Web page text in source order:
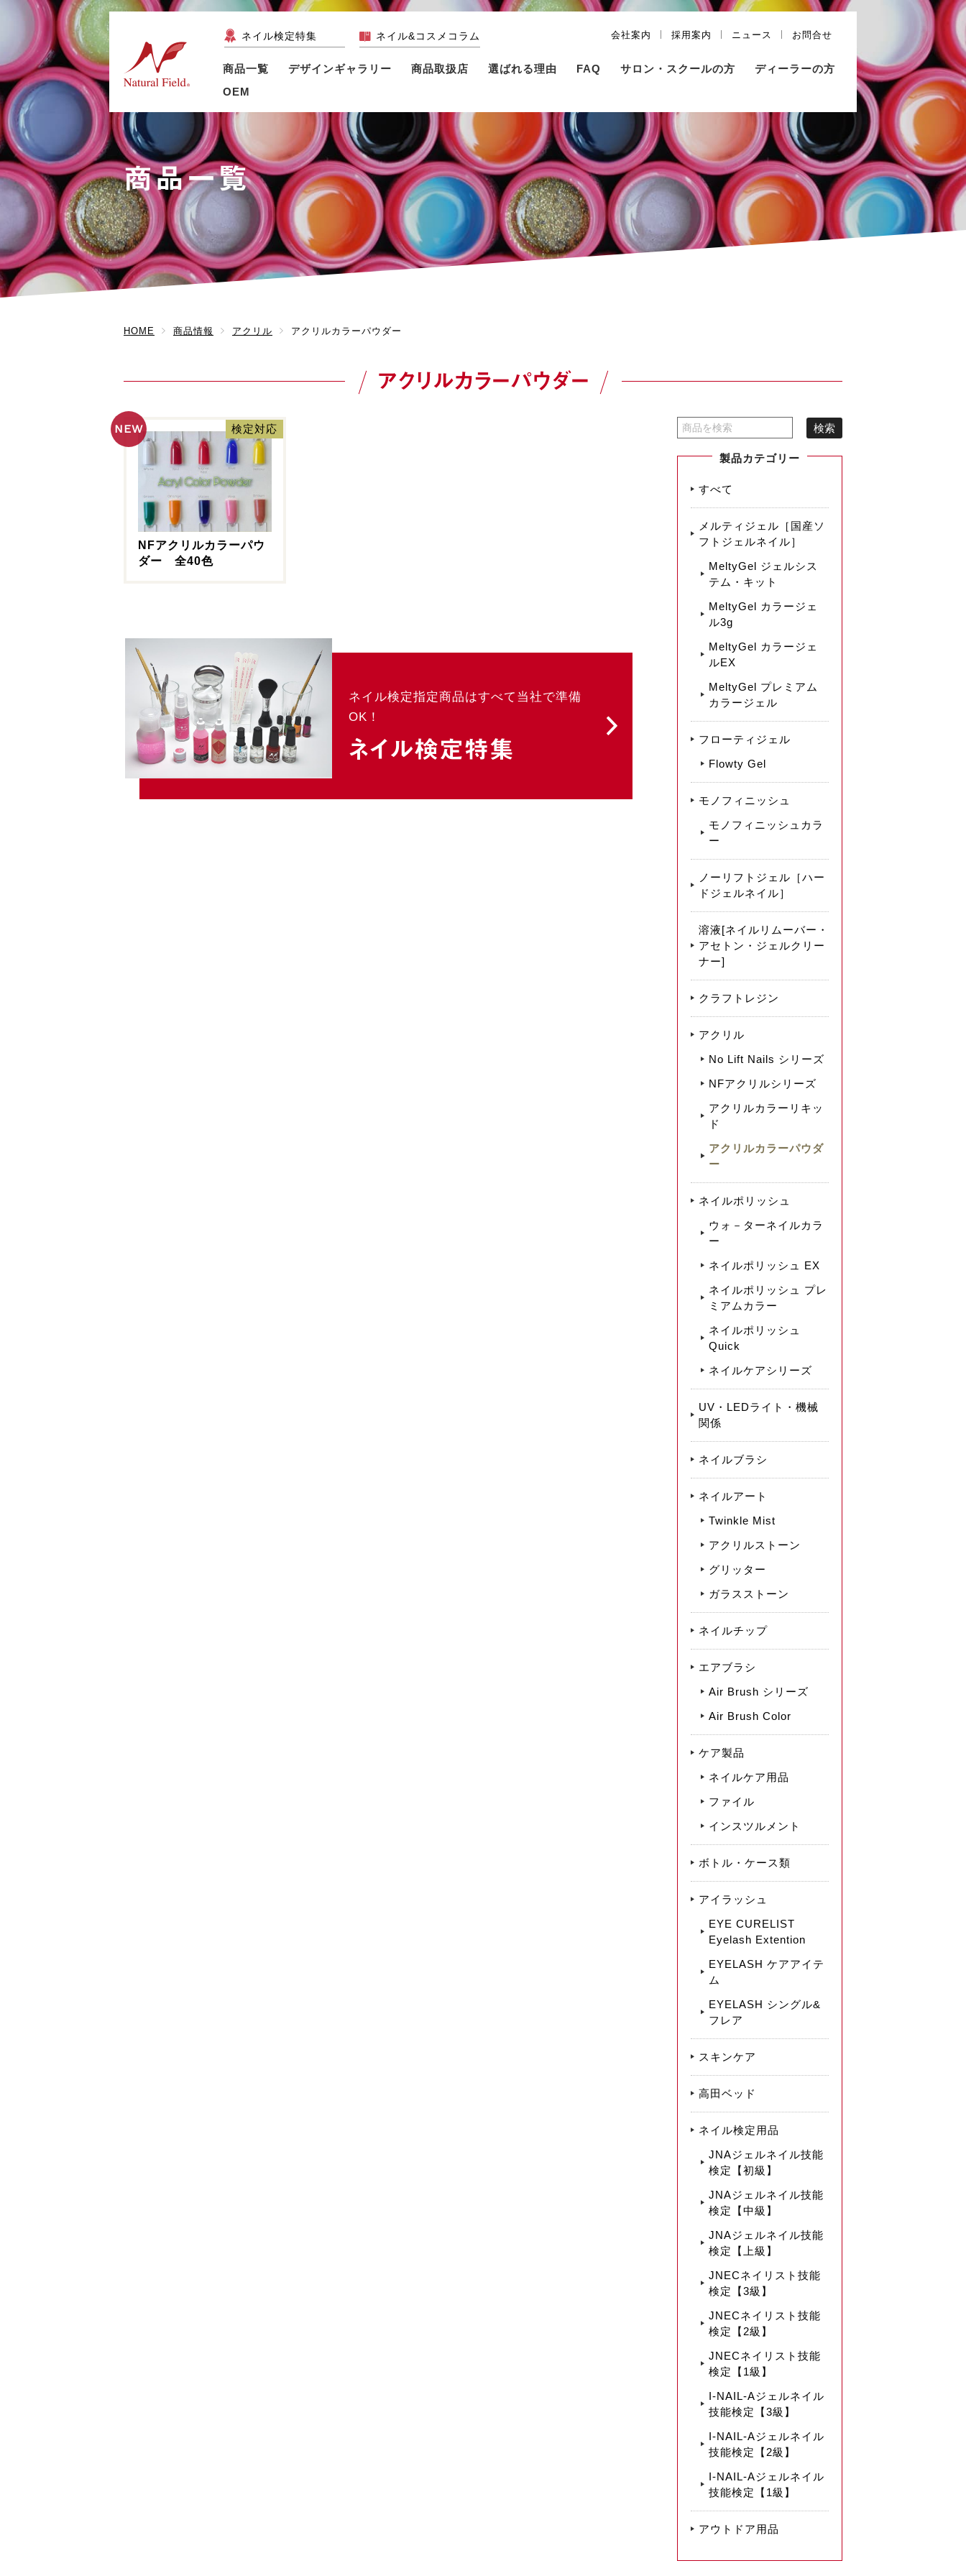
ネイル検定特集 ネイル&コスメコラム 会社案内 採用案内 ニュース お問合せ
商品一覧 デザインギャラリー 商品取扱店 選ばれる理由 FAQ サロン・スクールの方
ディーラーの方
OEM
商品一覧
HOME 商品情報 アクリル アクリルカラーパウダー
アクリルカラーパウダー
NFアクリルカラーパウ
ダー 全40色
検定対応
NEW
ネイル検定指定商品はすべて当社で準備
OK！
ネイル検定特集
製品カテゴリー
すべて
メルティジェル［国産ソ
フトジェルネイル］
MeltyGel ジェルシス
テム・キット
MeltyGel カラージェ
ル3g
MeltyGel カラージェ
ルEX
MeltyGel プレミアム
カラージェル
フローティジェル
Flowty Gel
モノフィニッシュ
モノフィニッシュカラ
ー
ノーリフトジェル［ハー
ドジェルネイル］
溶液[ネイルリムーバー・
アセトン・ジェルクリー
ナー]
クラフトレジン
アクリル
No Lift Nails シリーズ
NFアクリルシリーズ
アクリルカラーリキッ
ド
アクリルカラーパウダ
ー
ネイルポリッシュ
ウォ－ターネイルカラ
ー
ネイルポリッシュ EX
ネイルポリッシュ プレ
ミアムカラー
ネイルポリッシュ
Quick
ネイルケアシリーズ
UV・LEDライト・機械
関係
ネイルブラシ
ネイルアート
Twinkle Mist
アクリルストーン
グリッター
ガラスストーン
ネイルチップ
エアブラシ
Air Brush シリーズ
Air Brush Color
ケア製品
ネイルケア用品
ファイル
インスツルメント
ボトル・ケース類
アイラッシュ
EYE CURELIST
Eyelash Extention
EYELASH ケアアイテ
ム
EYELASH シングル&
フレア
スキンケア
高田ベッド
ネイル検定用品
JNAジェルネイル技能
検定【初級】
JNAジェルネイル技能
検定【中級】
JNAジェルネイル技能
検定【上級】
JNECネイリスト技能
検定【3級】
JNECネイリスト技能
検定【2級】
JNECネイリスト技能
検定【1級】
I-NAIL-Aジェルネイル
技能検定【3級】
I-NAIL-Aジェルネイル
技能検定【2級】
I-NAIL-Aジェルネイル
技能検定【1級】
アウトドア用品